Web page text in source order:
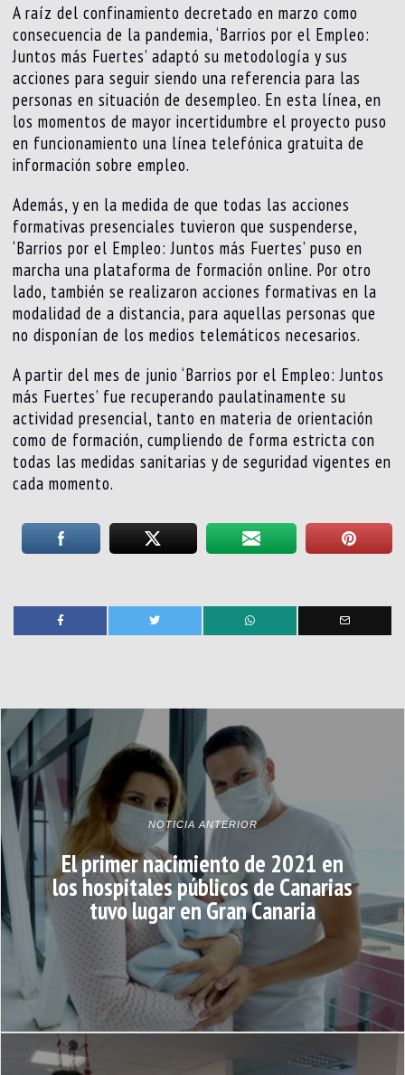
A raíz del confinamiento decretado en marzo como
consecuencia de la pandemia, ‘Barrios por el Empleo:
Juntos más Fuertes’ adaptó su metodología y sus
acciones para seguir siendo una referencia para las
personas en situación de desempleo. En esta línea, en
los momentos de mayor incertidumbre el proyecto puso
en funcionamiento una línea telefónica gratuita de
información sobre empleo.
Además, y en la medida de que todas las acciones
formativas presenciales tuvieron que suspenderse,
‘Barrios por el Empleo: Juntos más Fuertes’ puso en
marcha una plataforma de formación online. Por otro
lado, también se realizaron acciones formativas en la
modalidad de a distancia, para aquellas personas que
no disponían de los medios telemáticos necesarios.
A partir del mes de junio ‘Barrios por el Empleo: Juntos
más Fuertes’ fue recuperando paulatinamente su
actividad presencial, tanto en materia de orientación
como de formación, cumpliendo de forma estricta con
todas las medidas sanitarias y de seguridad vigentes en
cada momento.
NOTICIA ANTERIOR
El primer nacimiento de 2021 en
los hospitales públicos de Canarias
tuvo lugar en Gran Canaria